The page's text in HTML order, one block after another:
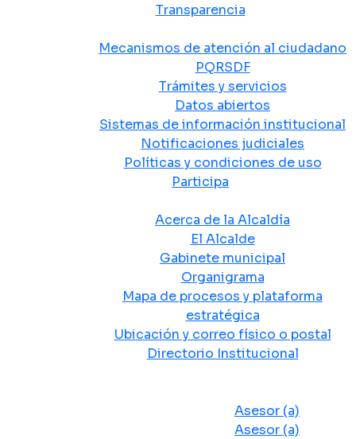
Transparencia
Mecanismos de atención al ciudadano
PQRSDF
Trámites y servicios
Datos abiertos
Sistemas de información institucional
Notificaciones judiciales
Políticas y condiciones de uso
Participa
Acerca de la Alcaldía
El Alcalde
Gabinete municipal
Organigrama
Mapa de procesos y plataforma
estratégica
Ubicación y correo físico o postal
Directorio Institucional
Asesor (a)
Asesor (a)